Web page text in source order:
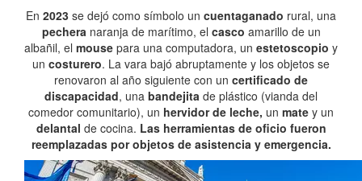
En 2023 se dejó como símbolo un cuentaganado rural, una
pecheranaranja de marítimo, el casco amarillo de un
albañil, el mouse para una computadora, un estetoscopio y
un costurero. La vara bajó abruptamente y los objetos se
renovaron al año siguiente con un certificado de
discapacidad, una bandejita de plástico (vianda del
comedor comunitario), un hervidor de leche, un mate y un
delantal de cocina. Las herramientas de oficio fueron
reemplazadas por objetos de asistencia y emergencia.